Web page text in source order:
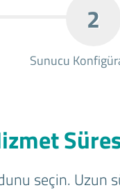
2
Sunucu
seçin. Uzun